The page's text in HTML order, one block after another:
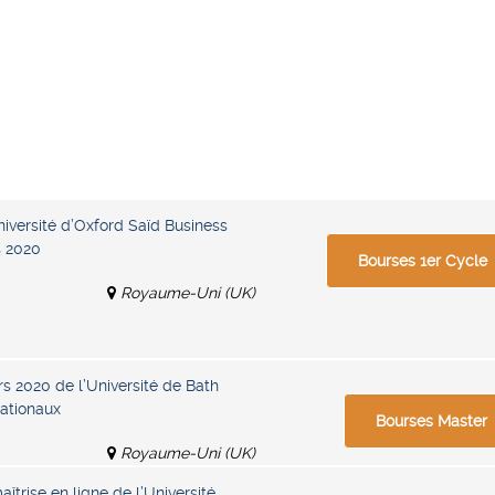
d’Oxford Saïd Business
2020
Royaume-Uni (UK)
Bourses 1er Cycle
2020 de l’Université de Bath
Royaume-Uni (UK)
Bourses Master